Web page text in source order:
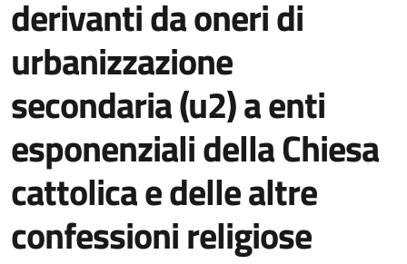
derivanti da oneri di
urbanizzazione
secondaria (u2) a enti
esponenziali della Chiesa
cattolica e delle altre
confessioni religiose